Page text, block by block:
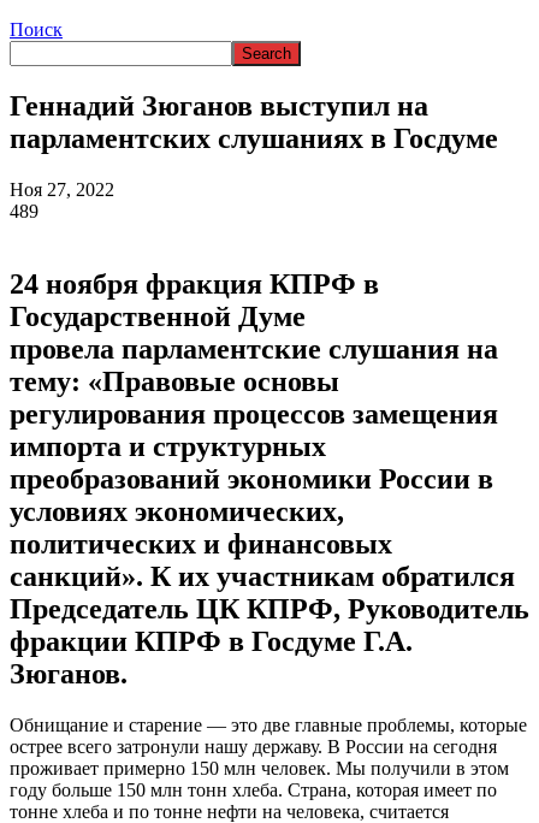
Поиск
Геннадий Зюганов выступил на
парламентских слушаниях в Госдуме
Ноя 27, 2022
489
24 ноября фракция КПРФ в
Государственной Думе
провела парламентские слушания на
тему: «Правовые основы
регулирования процессов замещения
импорта и структурных
преобразований экономики России в
условиях экономических,
политических и финансовых
санкций». К их участникам обратился
Председатель ЦК КПРФ, Руководитель
фракции КПРФ в Госдуме Г.А.
Зюганов.
Обнищание и старение — это две главные проблемы, которые
острее всего затронули нашу державу. В России на сегодня
проживает примерно 150 млн человек. Мы получили в этом
году больше 150 млн тонн хлеба. Страна, которая имеет по
тонне хлеба и по тонне нефти на человека, считается